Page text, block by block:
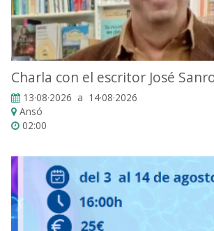
Charla con el escritor José
13·08·2026 a 14·08·2026
Ansó
02:00